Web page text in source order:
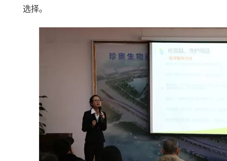
选择。